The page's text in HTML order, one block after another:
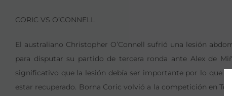
CORIC VS O’CONNELL
El australiano Christopher O’Connell sufrió una lesión
para disputar su partido de tercera ronda ante Alex de
significativo que la lesión debía ser importante por lo que
estar recuperado. Borna Coric volvió a la competición en